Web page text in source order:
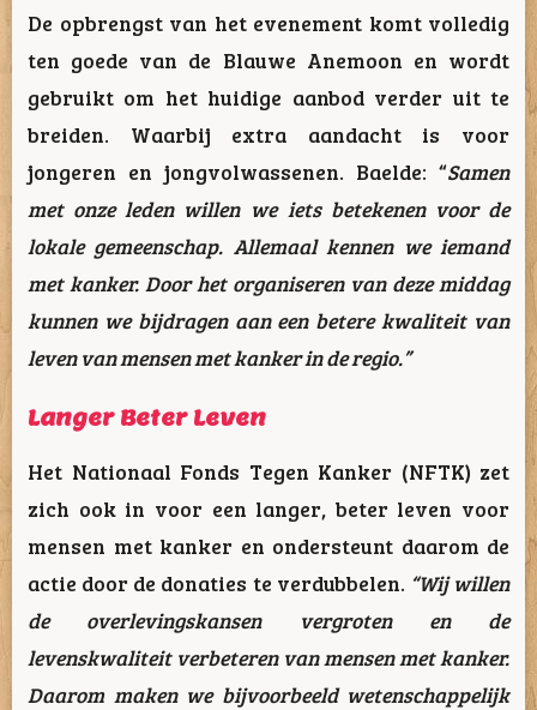
De opbrengst van het evenement komt volledig
ten goede van de Blauwe Anemoon en wordt
gebruikt om het huidige aanbod verder uit te
breiden. Waarbij extra aandacht is voor
jongeren en jongvolwassenen. Baelde: “Samen
met onze leden willen we iets betekenen voor de
lokale gemeenschap. Allemaal kennen we iemand
met kanker. Door het organiseren van deze middag
kunnen we bijdragen aan een betere kwaliteit van
leven van mensen met kanker in de regio.”
Langer Beter Leven
Het Nationaal Fonds Tegen Kanker (NFTK) zet
zich ook in voor een langer, beter leven voor
mensen met kanker en ondersteunt daarom de
actie door de donaties te verdubbelen. “Wij willen
de overlevingskansen vergroten en de
levenskwaliteit verbeteren van mensen met kanker.
Daarom maken we bijvoorbeeld wetenschappelijk